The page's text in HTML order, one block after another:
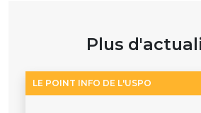
Plus
LE POINT INFO DE L'USPO